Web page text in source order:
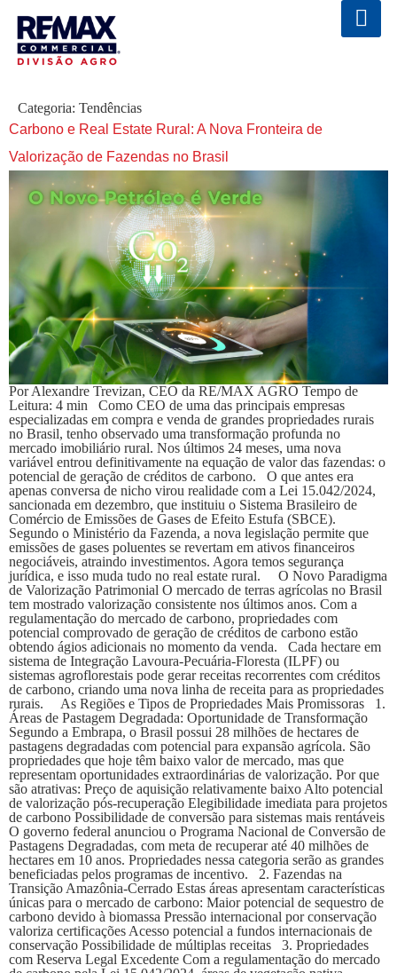
Categoria: Tendências
Carbono e Real Estate Rural: A Nova Fronteira de
Valorização de Fazendas no Brasil
Por Alexandre Trevizan, CEO da RE/MAX AGRO Tempo de
Leitura: 4 min Como CEO de uma das principais empresas
especializadas em compra e venda de grandes propriedades rurais
no Brasil, tenho observado uma transformação profunda no
mercado imobiliário rural. Nos últimos 24 meses, uma nova
variável entrou definitivamente na equação de valor das fazendas: o
potencial de geração de créditos de carbono. O que antes era
apenas conversa de nicho virou realidade com a Lei 15.042/2024,
sancionada em dezembro, que instituiu o Sistema Brasileiro de
Comércio de Emissões de Gases de Efeito Estufa (SBCE).
Segundo o Ministério da Fazenda, a nova legislação permite que
emissões de gases poluentes se revertam em ativos financeiros
negociáveis, atraindo investimentos. Agora temos segurança
jurídica, e isso muda tudo no real estate rural. O Novo Paradigma
de Valorização Patrimonial O mercado de terras agrícolas no Brasil
tem mostrado valorização consistente nos últimos anos. Com a
regulamentação do mercado de carbono, propriedades com
potencial comprovado de geração de créditos de carbono estão
obtendo ágios adicionais no momento da venda. Cada hectare em
sistema de Integração Lavoura-Pecuária-Floresta (ILPF) ou
sistemas agroflorestais pode gerar receitas recorrentes com créditos
de carbono, criando uma nova linha de receita para as propriedades
rurais. As Regiões e Tipos de Propriedades Mais Promissoras 1.
Áreas de Pastagem Degradada: Oportunidade de Transformação
Segundo a Embrapa, o Brasil possui 28 milhões de hectares de
pastagens degradadas com potencial para expansão agrícola. São
propriedades que hoje têm baixo valor de mercado, mas que
representam oportunidades extraordinárias de valorização. Por que
são atrativas: Preço de aquisição relativamente baixo Alto potencial
de valorização pós-recuperação Elegibilidade imediata para projetos
de carbono Possibilidade de conversão para sistemas mais rentáveis
O governo federal anunciou o Programa Nacional de Conversão de
Pastagens Degradadas, com meta de recuperar até 40 milhões de
hectares em 10 anos. Propriedades nessa categoria serão as grandes
beneficiadas pelos programas de incentivo. 2. Fazendas na
Transição Amazônia-Cerrado Estas áreas apresentam características
únicas para o mercado de carbono: Maior potencial de sequestro de
carbono devido à biomassa Pressão internacional por conservação
valoriza certificações Acesso potencial a fundos internacionais de
conservação Possibilidade de múltiplas receitas 3. Propriedades
com Reserva Legal Excedente Com a regulamentação do mercado